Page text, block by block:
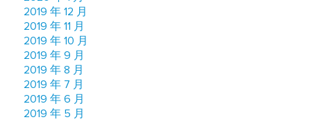
2019 年 12 月
2019 年 11 月
2019 年 10 月
2019 年 9 月
2019 年 8 月
2019 年 7 月
2019 年 6 月
2019 年 5 月